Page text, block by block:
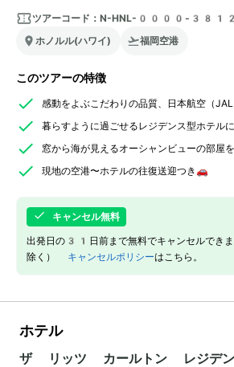
ツアーコード： N-HNL-0000-3812
ホノルル(ハワイ)
福岡空港
このツアーの特徴
感動をよぶこだわりの品質、日本航空（
暮らすように過ごせるレジデンス型ホテル
窓から海が見えるオーシャンビューの部屋
現地の空港〜ホテルの往復送迎つき🚗
キャンセル無料
出発日の31日前まで無料でキャンセルでき
除く） キャンセルポリシーはこちら。
ホテル
ザ リッツ カールトン レジデ